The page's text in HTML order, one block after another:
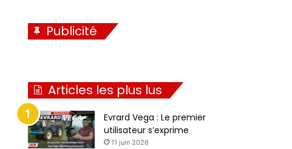
Publicité
Articles les plus lus
Evrard Vega : Le premier
utilisateur s’exprime
11 juin 2026